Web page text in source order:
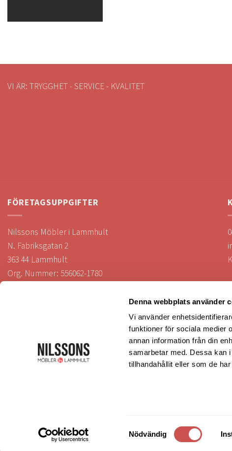
Denna webbplats använder
Vi använder
funktioner för sociala medier
annan information från din
samarbetar med. Dessa kan
tillhandahållit eller som de
Samtyckesval
Nödvändig
VI ÄR: TRYGGHET - SERVICE - KVALITET
FÖRETAGSUPPGIFTER
Nilssons Möbler i Lammhult
N. Fabriksgatan 2
363 44 Lammhult
Org. Nummer: 556062-1780